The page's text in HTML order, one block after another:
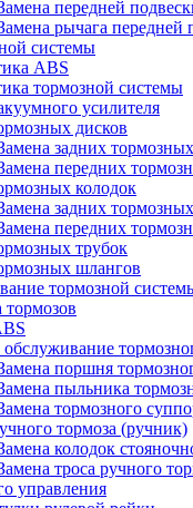
передней
рычага передней
системы
ABS
тормозной системы
усилителя
дисков
задних
передних
колодок
задних
передних
трубок
шлангов
тормозной
тормозов
поршня
пыльника
тормозного
тормоза (ручник)
колодок
троса ручного
управления